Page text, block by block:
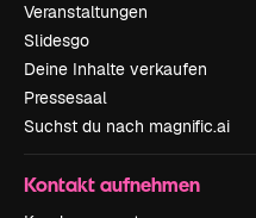
Veranstaltungen
Slidesgo
Deine Inhalte verkaufen
Pressesaal
Suchst du nach magnific.ai
Kontakt aufnehmen